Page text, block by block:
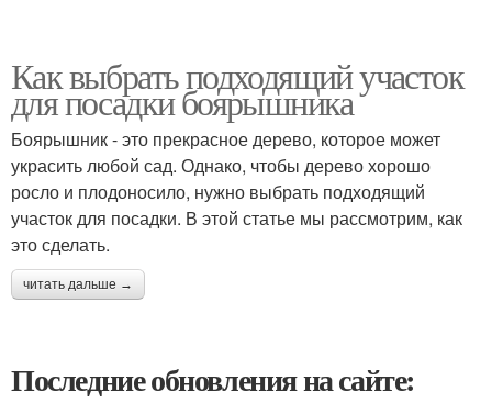
Как выбрать подходящий участок
для посадки боярышника
Боярышник - это прекрасное дерево, которое может
украсить любой сад. Однако, чтобы дерево хорошо
росло и плодоносило, нужно выбрать подходящий
участок для посадки. В этой статье мы рассмотрим, как
это сделать.
читать дальше →
Последние обновления на сайте: